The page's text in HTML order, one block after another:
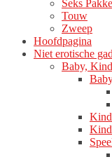
Seks
Touw
Zweep
Hoofdpagina
Niet erotische
Baby,